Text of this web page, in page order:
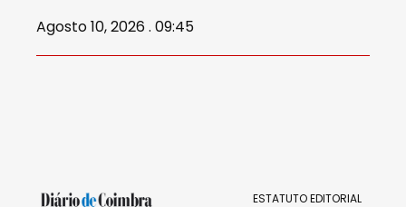
Agosto 10, 2026 . 09:45
ESTATUTO EDITORIAL